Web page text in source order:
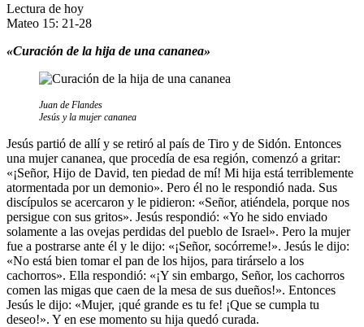
Lectura de hoy
Mateo 15: 21-28
«Curación de la hija de una cananea»
Juan de Flandes
Jesús y la mujer cananea
Jesús partió de allí y se retiró al país de Tiro y de Sidón. Entonces
una mujer cananea, que procedía de esa región, comenzó a gritar:
«¡Señor, Hijo de David, ten piedad de mí! Mi hija está terriblemente
atormentada por un demonio». Pero él no le respondió nada. Sus
discípulos se acercaron y le pidieron: «Señor, atiéndela, porque nos
persigue con sus gritos». Jesús respondió: «Yo he sido enviado
solamente a las ovejas perdidas del pueblo de Israel». Pero la mujer
fue a postrarse ante él y le dijo: «¡Señor, socórreme!». Jesús le dijo:
«No está bien tomar el pan de los hijos, para tirárselo a los
cachorros». Ella respondió: «¡Y sin embargo, Señor, los cachorros
comen las migas que caen de la mesa de sus dueños!». Entonces
Jesús le dijo: «Mujer, ¡qué grande es tu fe! ¡Que se cumpla tu
deseo!». Y en ese momento su hija quedó curada.